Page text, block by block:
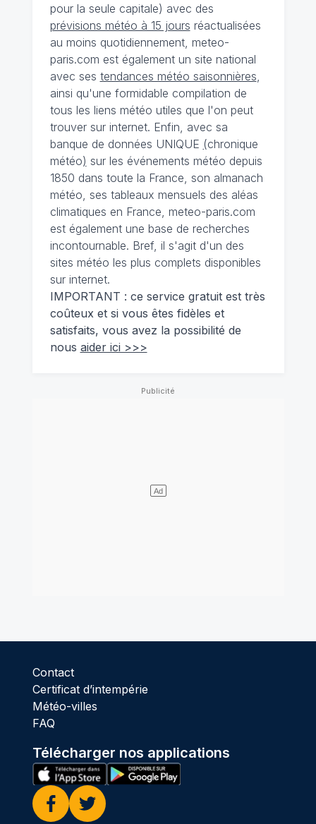
pour la seule capitale) avec des
prévisions météo à 15 jours réactualisées
au moins quotidiennement, meteo-
paris.com est également un site national
avec ses tendances météo saisonnières,
ainsi qu'une formidable compilation de
tous les liens météo utiles que l'on peut
trouver sur internet. Enfin, avec sa
banque de données UNIQUE (chronique
météo) sur les événements météo depuis
1850 dans toute la France, son almanach
météo, ses tableaux mensuels des aléas
climatiques en France, meteo-paris.com
est également une base de recherches
incontournable. Bref, il s'agit d'un des
sites météo les plus complets disponibles
sur internet.
IMPORTANT : ce service gratuit est très
coûteux et si vous êtes fidèles et
satisfaits, vous avez la possibilité de
nous aider ici >>>
Contact
Certificat d’intempérie
Météo-villes
FAQ
Télécharger nos applications
Facebook
Twitter